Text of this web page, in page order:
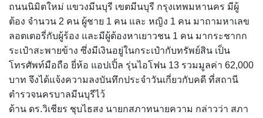
ถนนนิมิตใหม่ แขวงมีนบุรี เขตมีนบุรี กรุงเทพมหานคร มีผู้
ต้อง จำนวน 2 คน ผู้ชาย 1 คน และ หญิง 1 คน มาถามหาเลข
ลอตเตอรี่กับผู้ร้อง และมีผู้ต้องหาเยาวชน 1 คน มากระชากก
ระเป๋าสะพายข้าง ซึ่งมีเงินอยู่ในกระเป๋ากับทรัพย์สิน เป็น
โทรศัพท์มือถือ ยี่ห้อ แอปเปิ้ล รุ่นไอโฟน 13 รวมมูลค่า 62,000
บาท จึงได้แจ้งความลงบันทึกประจำวันเกี่ยวกับคดี ที่สถานี
ตำรวจนครบาลมีนบุรีไว้
ด้าน ดร.วิเชียร ชุบไธสง นายกสภาทนายความ กล่าวว่า สภา